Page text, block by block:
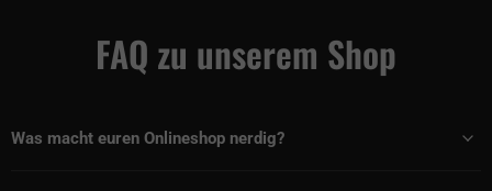
FAQ zu unserem Shop
Was macht euren Onlineshop nerdig?